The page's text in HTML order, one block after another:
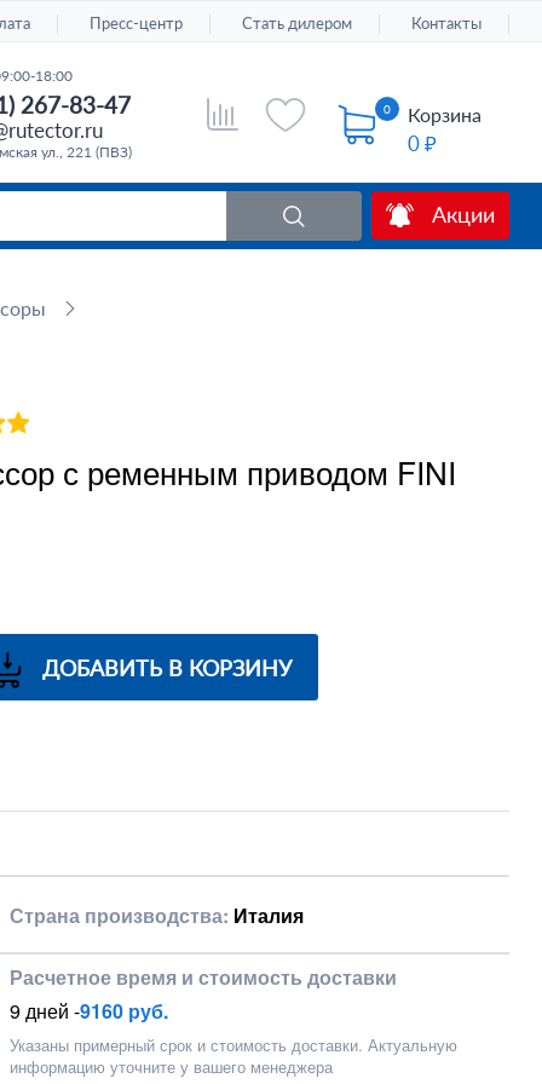
Пресс-центр Стать дилером Контакты
0 Корзина
0 ₽
18:00
267-83-47
ул., 221 (ПВЗ)
Акции
с ременным приводом FINI
ДОБАВИТЬ В КОРЗИНУ
Страна производства: Италия
Расчетное время и стоимость доставки
9 дней -9160 руб.
Указаны примерный срок и стоимость доставки. Актуальную
информацию уточните у вашего менеджера